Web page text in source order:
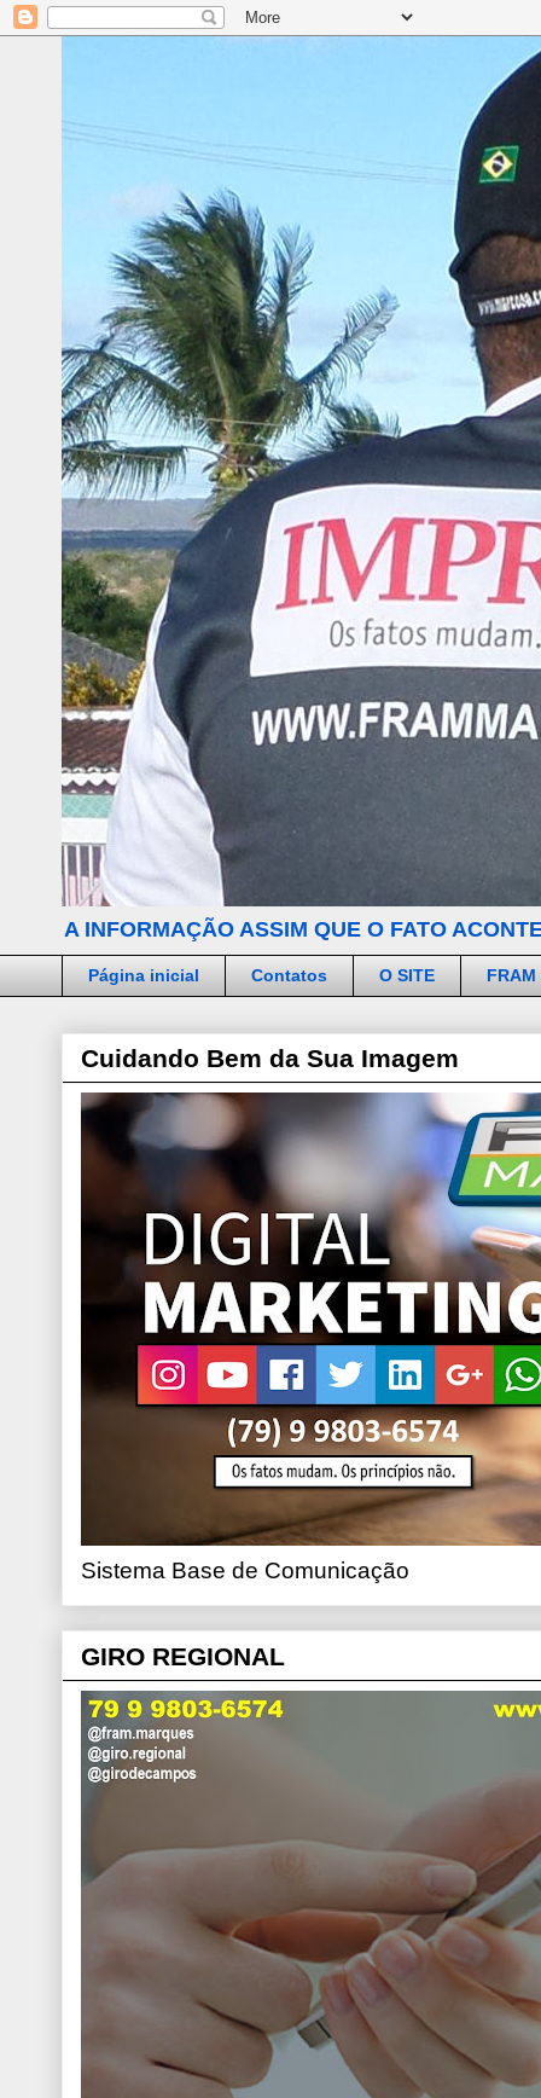
A INFORMAÇÃO ASSIM QUE O FATO
Página inicial Contatos O SITE FRAM
Cuidando Bem da Sua Imagem
Sistema Base de Comunicação
GIRO REGIONAL